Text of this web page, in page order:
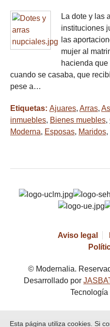
La dote y las
instituciones
las
mujer al
hacienda
cuando se casaba, que
pese a…
Etiquetas: Ajuares, Arras,
inmuebles, Bienes muebles,
Moderna, Esposas, Maridos,
Aviso legal
© Modernalia.
Desarrollado por
Tecnología
Esta página utiliza cookies. Si